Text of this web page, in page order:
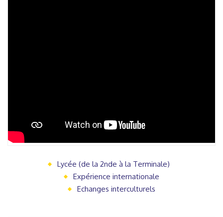
Lycée (de la 2nde à la Terminale)
Expérience internationale
Echanges interculturels